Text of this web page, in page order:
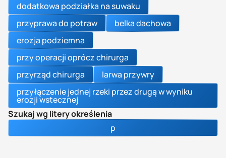
dodatkowa podziałka na suwaku
przyprawa do potraw
belka dachowa
erozja podziemna
przy operacji oprócz chirurga
przyrząd chirurga
larwa przywry
przyłączenie jednej rzeki przez drugą w wyniku
erozji wstecznej
Szukaj wg litery określenia
p